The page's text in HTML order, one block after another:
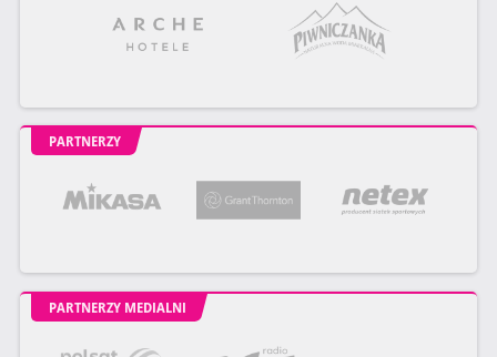
PARTNERZY
PARTNERZY MEDIALNI